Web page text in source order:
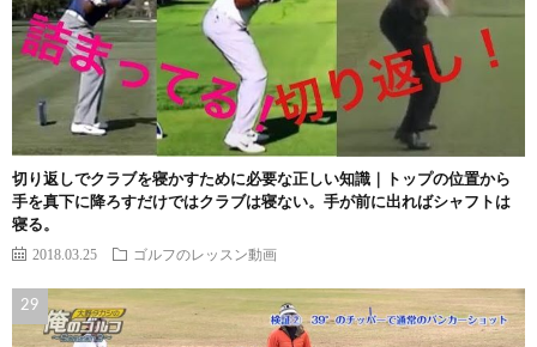
切り返しでクラブを寝かすために必要な正しい知識｜トップの位置から
手を真下に降ろすだけではクラブは寝ない。手が前に出ればシャフトは
寝る。
2018.03.25 ゴルフのレッスン動画